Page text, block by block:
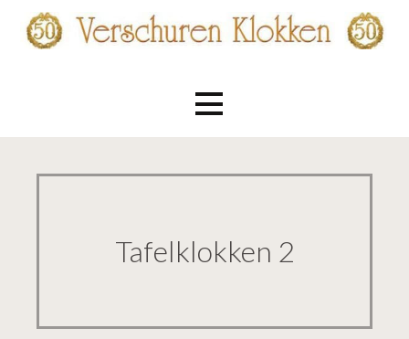
Tafelklokken 2